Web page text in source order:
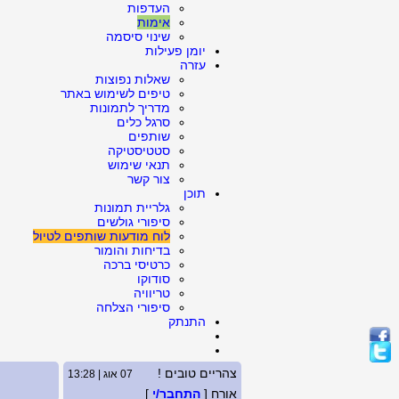
העדפות
אימות
שינוי סיסמה
יומן פעילות
עזרה
שאלות נפוצות
טיפים לשימוש באתר
מדריך לתמונות
סרגל כלים
שותפים
סטטיסטיקה
תנאי שימוש
צור קשר
תוכן
גלריית תמונות
סיפורי גולשים
לוח מודעות שותפים לטיול
בדיחות והומור
כרטיסי ברכה
סודוקו
טריוויה
סיפורי הצלחה
התנתק
צהריים טובים ! 07 אוג | 13:28
אורח [ התחבר/י ]